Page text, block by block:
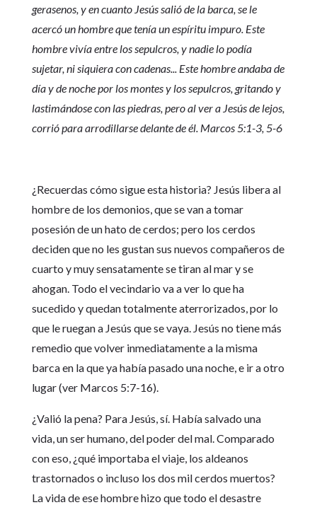
gerasenos, y en cuanto Jesús salió de la barca, se le
acercó un hombre que tenía un espíritu impuro. Este
hombre vivía entre los sepulcros, y nadie lo podía
sujetar, ni siquiera con cadenas... Este hombre andaba de
día y de noche por los montes y los sepulcros, gritando y
lastimándose con las piedras, pero al ver a Jesús de lejos,
corrió para arrodillarse delante de él. Marcos 5:1-3, 5-6
¿Recuerdas cómo sigue esta historia? Jesús libera al
hombre de los demonios, que se van a tomar
posesión de un hato de cerdos; pero los cerdos
deciden que no les gustan sus nuevos compañeros de
cuarto y muy sensatamente se tiran al mar y se
ahogan. Todo el vecindario va a ver lo que ha
sucedido y quedan totalmente aterrorizados, por lo
que le ruegan a Jesús que se vaya. Jesús no tiene más
remedio que volver inmediatamente a la misma
barca en la que ya había pasado una noche, e ir a otro
lugar (ver Marcos 5:7-16).
¿Valió la pena? Para Jesús, sí. Había salvado una
vida, un ser humano, del poder del mal. Comparado
con eso, ¿qué importaba el viaje, los aldeanos
trastornados o incluso los dos mil cerdos muertos?
La vida de ese hombre hizo que todo el desastre